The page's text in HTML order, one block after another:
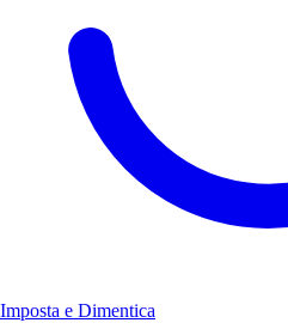
Imposta e Dimentica